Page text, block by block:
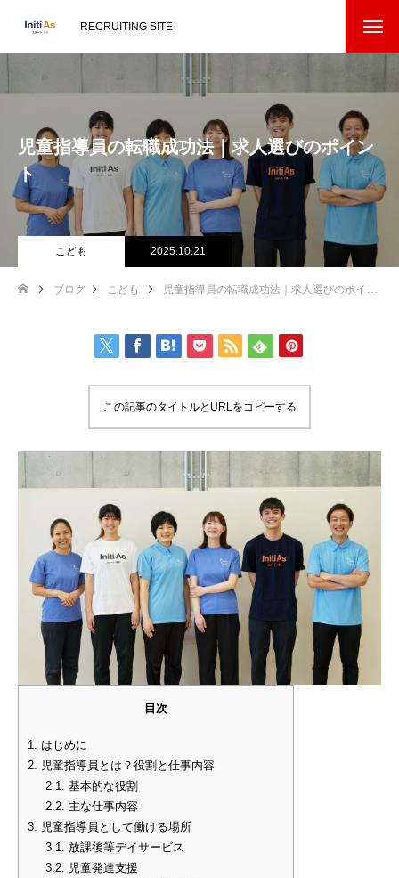
RECRUITING SITE
児童指導員の転職成功法｜求人選びのポイン
ト
こども 2025.10.21
ブログ こども 児童指導員の転職成功法｜求人選びのポイント
この記事のタイトルとURLをコピーする
目次
1.
はじめに
2.
児童指導員とは？役割と仕事内容
2.1.
基本的な役割
2.2. 主な仕事内容
3.
児童指導員として働ける場所
3.1.
放課後等デイサービス
3.2.
児童発達支援